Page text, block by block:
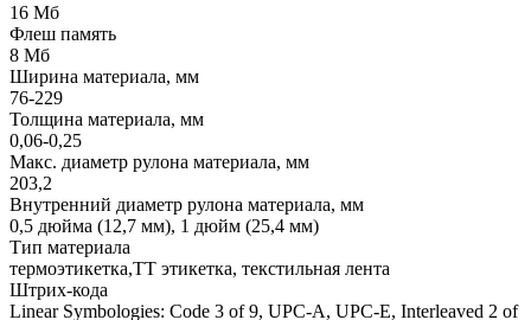
16 Мб
Флеш память
8 Мб
Ширина материала, мм
76-229
Толщина материала, мм
0,06-0,25
Макс. диаметр рулона материала, мм
203,2
Внутренний диаметр рулона материала, мм
0,5 дюйма (12,7 мм), 1 дюйм (25,4 мм)
Тип материала
термоэтикетка,ТТ этикетка, текстильная лента
Штрих-кода
Linear Symbologies: Code 3 of 9, UPC-A, UPC-E, Interleaved 2 of